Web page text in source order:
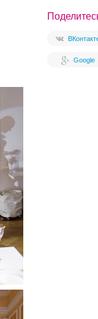
Google